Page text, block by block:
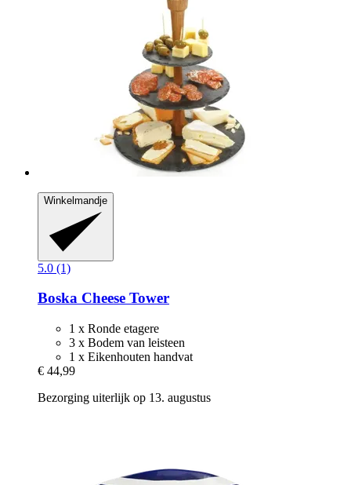
Winkelmandje
5.0 (1)
Boska Cheese Tower
1 x Ronde etagere
3 x Bodem van leisteen
1 x Eikenhouten handvat
€ 44,99
Bezorging uiterlijk op 13. augustus